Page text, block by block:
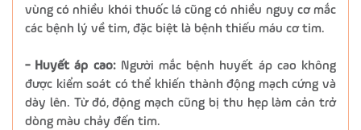
vùng có nhiều khói thuốc lá cũng có nhiều nguy cơ mắc
các bệnh lý về tim, đặc biệt là bệnh thiếu máu cơ tim.
- Huyết áp cao: Người mắc bệnh huyết áp cao không
được kiểm soát có thể khiến thành động mạch cứng và
dày lên. Từ đó, động mạch cũng bị thu hẹp làm cản trở
dòng màu chảy đến tim.